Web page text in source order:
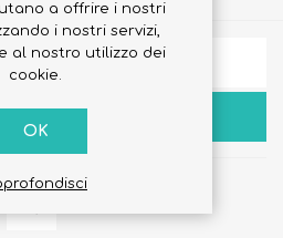
LISTA DEI DESIDERI
a offrire i nostri
i nostri servizi,
al nostro utilizzo dei
cookie.
OK